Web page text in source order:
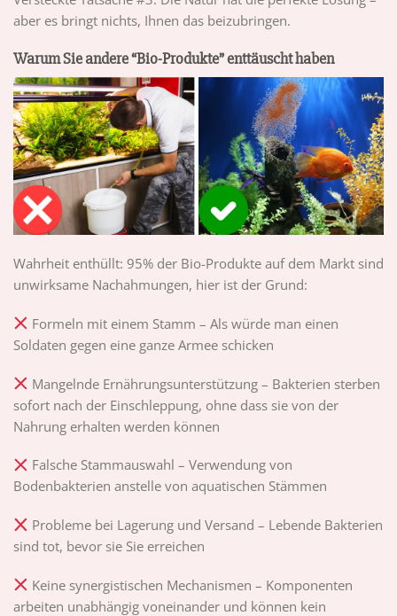
aber es bringt nichts, Ihnen das beizubringen.
Warum Sie andere “Bio-Produkte” enttäuscht haben
Wahrheit enthüllt: 95% der Bio-Produkte auf dem Markt sind
unwirksame Nachahmungen, hier ist der Grund:
Formeln mit einem Stamm – Als würde man einen
Soldaten gegen eine ganze Armee schicken
Mangelnde Ernährungsunterstützung – Bakterien sterben
sofort nach der Einschleppung, ohne dass sie von der
Nahrung erhalten werden können
Falsche Stammauswahl – Verwendung von
Bodenbakterien anstelle von aquatischen Stämmen
Probleme bei Lagerung und Versand – Lebende Bakterien
sind tot, bevor sie Sie erreichen
Keine synergistischen Mechanismen – Komponenten
arbeiten unabhängig voneinander und können kein